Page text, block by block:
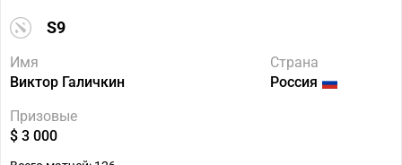
S9
Имя
Виктор Галичкин
Страна
Россия
Призовые
$ 3 000